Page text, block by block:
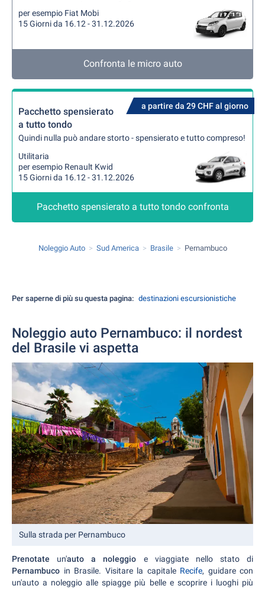
per esempio Fiat Mobi
15 Giorni da 16.12 - 31.12.2026
Confronta le micro auto
a partire da 29 CHF al giorno
Pacchetto spensierato
a tutto tondo
Quindi nulla può andare storto - spensierato e tutto compreso!
Utilitaria
per esempio Renault Kwid
15 Giorni da 16.12 - 31.12.2026
Pacchetto spensierato a tutto tondo confronta
Noleggio Auto Sud America Brasile Pernambuco
Per saperne di più su questa pagina: destinazioni escursionistiche
Noleggio auto Pernambuco: il nordest
del Brasile vi aspetta
Sulla strada per Pernambuco
Prenotate un'auto a noleggio e viaggiate nello stato di
Pernambuco in Brasile. Visitare la capitale Recife, guidare con
un'auto a noleggio alle spiagge più belle e scoprire i luoghi più